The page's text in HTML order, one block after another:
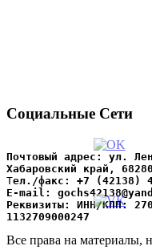
Социальные Сети
Почтовый адрес: ул.
Хабаровский край,
Тел./факс: +7 (42138)
Е-mail:
Реквизиты: ИНН/КПП:
1132709000247
Все права на материалы,